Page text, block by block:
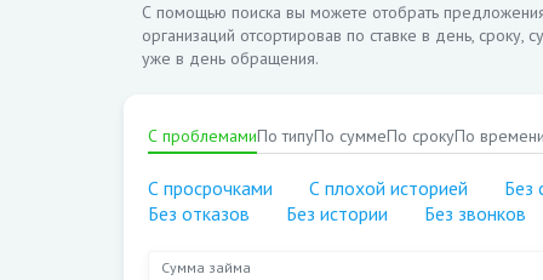
С помощью поиска вы можете отобрать
организаций отсортировав по ставке в день, сроку,
уже в день обращения.
С проблемамиПо типуПо суммеПо срокуПо времени
С просрочками С плохой историей Без
Без отказов
Без истории Без звонков
Сумма займа